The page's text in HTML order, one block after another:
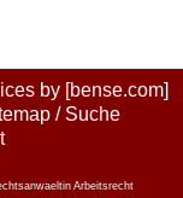
by [bense.com]
/ Suche
Arbeitsrecht